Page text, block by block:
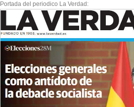
Portada del periodico La Verdad: